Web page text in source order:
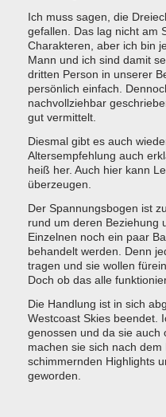
Ich muss sagen, die
gefallen. Das lag nicht am
Charakteren, aber ich bin
Mann und ich sind damit
dritten Person in unserer
persönlich einfach.
nachvollziehbar
gut vermittelt.
Diesmal gibt es auch
Altersempfehlung auch
heiß her. Auch hier kann
überzeugen.
Der Spannungsbogen ist
rund um deren Beziehung
Einzelnen noch ein paar
behandelt werden. Denn
tragen und sie wollen
Doch ob das alle
Die Handlung ist in sich
Westcoast Skies beendet.
genossen und da sie auch
machen sie sich nach
schimmernden Highlights
geworden.